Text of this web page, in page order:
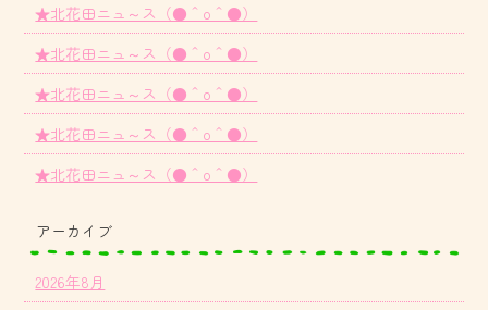
★北花田ニュ～ス（●＾o＾●）
★北花田ニュ～ス（●＾o＾●）
★北花田ニュ～ス（●＾o＾●）
★北花田ニュ～ス（●＾o＾●）
★北花田ニュ～ス（●＾o＾●）
アーカイブ
2026年8月